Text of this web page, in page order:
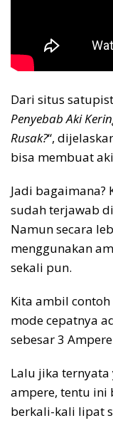
Dari situs
Penyebab Aki
Rusak?“,
bisa membuat
Jadi bagaimana?
sudah terjawab
Namun secara
menggunakan
sekali pun.
Kita ambil contoh
mode cepatnya
sebesar 3
Lalu jika
ampere, tentu ini
berkali-kali lipat